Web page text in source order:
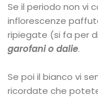
Se il periodo non vi
inflorescenze
ripiegate (si fa per
garofani o dalie.
Se poi il bianco vi
ricordate che